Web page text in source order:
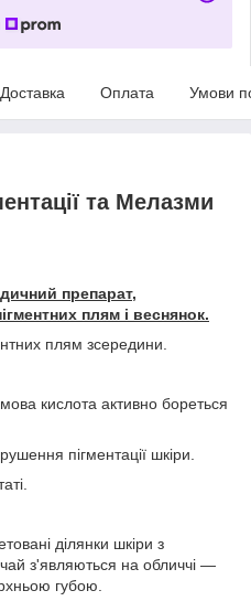
Доставка Оплата Умови
та Мелазми
препарат,
плям і веснянок.
плям зсередини.
кислота активно бореться
пігментації шкіри.
ділянки шкіри з
з'являються на обличчі —
губою.